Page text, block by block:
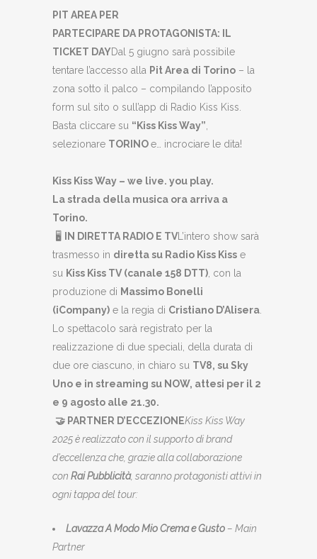
PIT AREA PER
PARTECIPARE DA PROTAGONISTA: IL
TICKET DAYDal 5 giugno sarà possibile
tentare l’accesso alla Pit Area di Torino – la
zona sotto il palco – compilando l’apposito
form sul sito o sull’app di Radio Kiss Kiss.
Basta cliccare su “Kiss Kiss Way”
selezionare TORINOe… incrociare le dita!
Kiss Kiss Way – we live. you play.
La strada della musica ora arriva a
Torino.
🖥️
IN DIRETTA RADIO E TVL’intero show sarà
trasmesso in diretta su Radio Kiss Kiss e
su Kiss Kiss TV (canale 158 DTT) , con la
produzione di Massimo Bonelli
(iCompany) e la regia di Cristiano D’Alisera
Lo spettacolo sarà registrato per la
realizzazione di due speciali, della durata di
due ore ciascuno, in chiaro su TV8, su Sky
Uno e in streaming su NOW, attesi per il 2
e 9 agosto alle 21.30.
🤝 PARTNER D’ECCEZIONEKiss Kiss Way
2025 è realizzato con il supporto di brand
d’eccellenza che, grazie alla collaborazione
con Rai Pubblicità, saranno protagonisti attivi in
ogni tappa del tour:
Lavazza A Modo Mio Crema e Gusto – Main
Partner